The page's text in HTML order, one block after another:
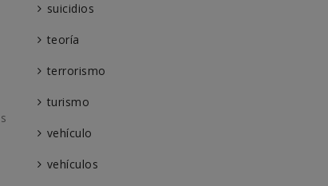
suicidios
teoría
terrorismo
turismo
vehículo
vehículos